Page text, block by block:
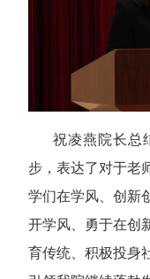
祝凌燕院长总
步，表达了对于老
学们在学风、创新
开学风、勇于在创
育传统、积极投身